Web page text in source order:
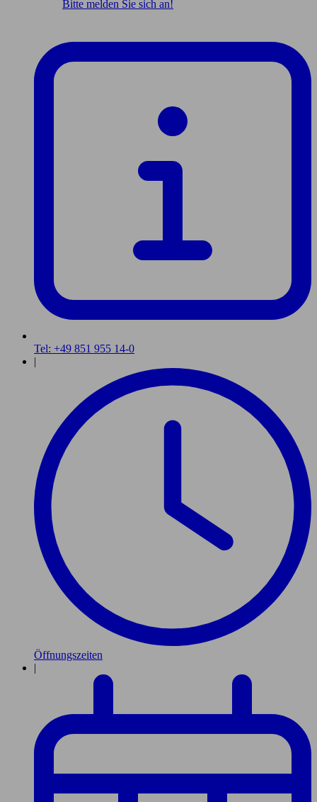
Bitte melden Sie sich an!
Tel: +49 851 955 14-0
|
Öffnungszeiten
|